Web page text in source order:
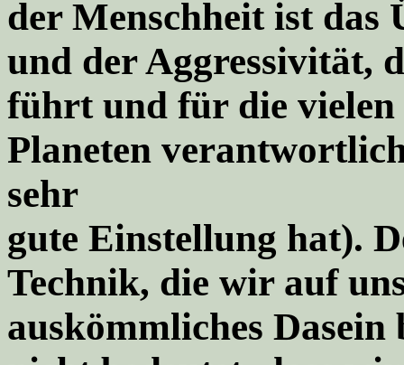
der Menschheit ist das
und der Aggressivität,
führt und für die vielen
Planeten
sehr
gute Einstellung hat).
Technik, die wir auf
auskömmliches